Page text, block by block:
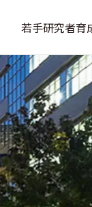
若手研究者育